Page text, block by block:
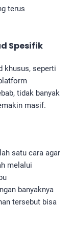
terus
Spesifik
khusus, seperti
tidak banyak
masif.
satu cara agar
melalui
banyaknya
tersebut bisa